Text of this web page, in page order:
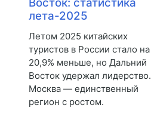
Восток: статистика
лета-2025
Летом 2025 китайских
туристов в России стало на
20,9% меньше, но Дальний
Восток удержал лидерство.
Москва — единственный
регион с ростом.